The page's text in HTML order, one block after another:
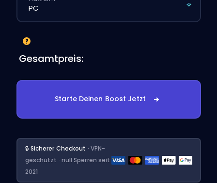
Gesamtpreis:
Starte Deinen Boost Jetzt
🔒 Sicherer Checkout · VPN-
geschützt · null Sperren seit
2021